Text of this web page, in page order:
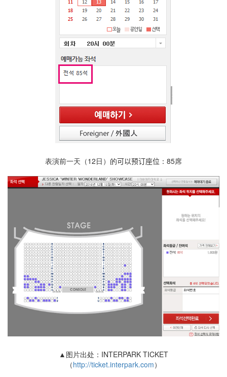
表演前一天（12日）的可以预订座位 ：85席
▲图片出处：INTERPARK TICKET
（http://ticket.interpark.com）